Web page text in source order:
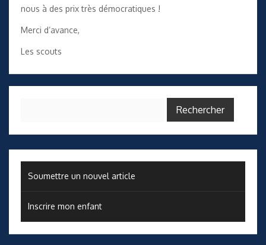
nous à des prix très démocratiques !
Merci d’avance,
Les scouts
Soumettre un nouvel article
Inscrire mon enfant